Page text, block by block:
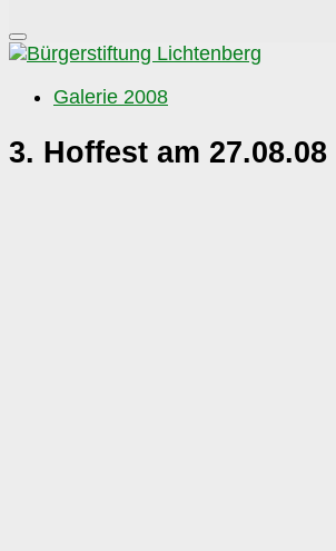
Galerie 2008
3. Hoffest am 27.08.08